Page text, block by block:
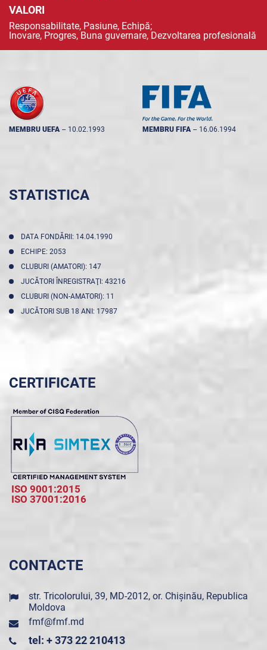
VALORI
Responsabilitate, Pasiune, Echipă;
Inovare, Progres, Buna guvernare, Dezvoltarea profesională
MEMBRU UEFA -- 10.02.1993 MEMBRU FIFA -- 16.06.1994
STATISTICA
DATA FONDĂRII: 14.04.1990
ECHIPE: 2053
CLUBURI (AMATORI): 147
JUCĂTORI ÎNREGISTRAŢI: 43216
CLUBURI (NON-AMATORI): 11
JUCĂTORI SUB 18 ANI: 17987
CERTIFICATE
ISO 9001:2015
ISO 37001:2016
CONTACTE
str. Tricolorului, 39, MD-2012, or. Chișinău, Republica
Moldova
fmf@fmf.md
tel: + 373 22 210413